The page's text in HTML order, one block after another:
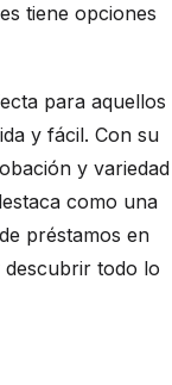
tiene opciones
para aquellos
y fácil. Con su
y variedad
como una
préstamos en
descubrir todo lo